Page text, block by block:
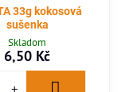
33g kokosová
sušenka
Skladom
6,50 Kč